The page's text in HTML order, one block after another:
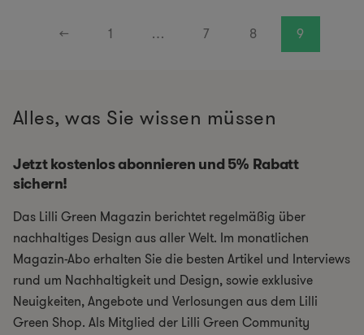
← 1 … 7 8 9
Alles, was Sie wissen müssen
Jetzt kostenlos abonnieren und 5% Rabatt
sichern!
Das Lilli Green Magazin berichtet regelmäßig über
nachhaltiges Design aus aller Welt. Im monatlichen
Magazin-Abo erhalten Sie die besten Artikel und Interviews
rund um Nachhaltigkeit und Design, sowie exklusive
Neuigkeiten, Angebote und Verlosungen aus dem Lilli
Green Shop. Als Mitglied der Lilli Green Community